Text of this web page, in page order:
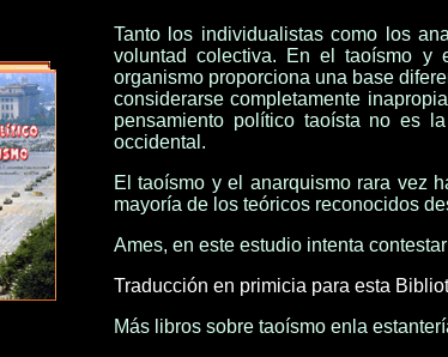
Tanto los individualistas como los
voluntad colectiva. En el taoísmo y
organismo proporciona una base
considerarse completamente
pensamiento político taoísta no es
occidental.
El taoísmo y el anarquismo rara vez
mayoría de los teóricos reconocidos
Ames, en este estudio intenta
Traducción en primicia para esta
Más libros sobre taoísmo enla